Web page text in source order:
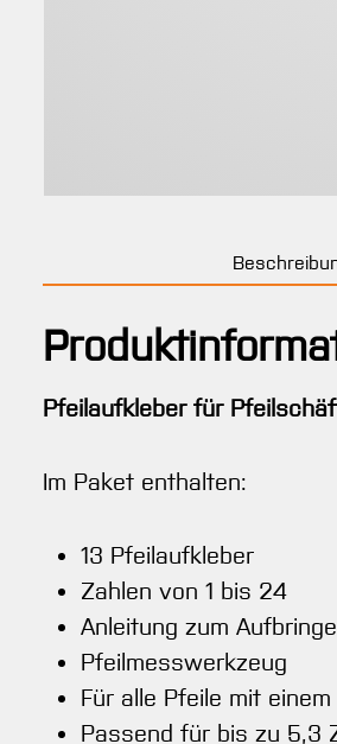
Pfeilaufkleber für
Im Paket enthalten:
13 Pfeilaufkleber
Zahlen von 1 bis 24
Anleitung zum
Pfeilmesswerkzeug
Für alle Pfeile mit
Passend für bis zu 5,3